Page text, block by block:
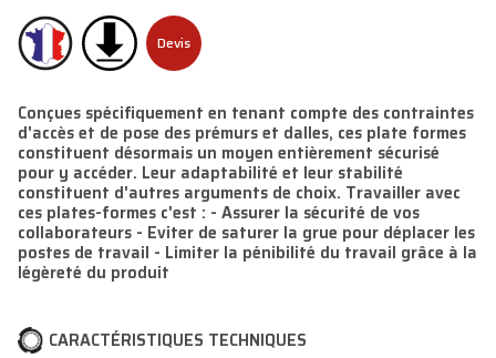
Devis
Conçues spécifiquement en tenant compte des contraintes
d'accès et de pose des prémurs et dalles, ces plate formes
constituent désormais un moyen entièrement sécurisé
pour y accéder. Leur adaptabilité et leur stabilité
constituent d'autres arguments de choix. Travailler avec
ces plates-formes c'est : - Assurer la sécurité de vos
collaborateurs - Eviter de saturer la grue pour déplacer les
postes de travail - Limiter la pénibilité du travail grâce à la
légèreté du produit
CARACTÉRISTIQUES TECHNIQUES